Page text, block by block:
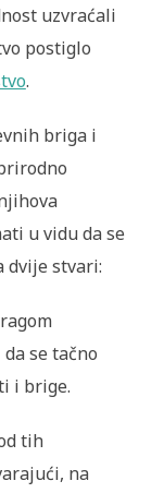
uzvraćali
postiglo
.
briga i
u vidu da se
dvije stvari:
se tačno
i brige.
tih
na